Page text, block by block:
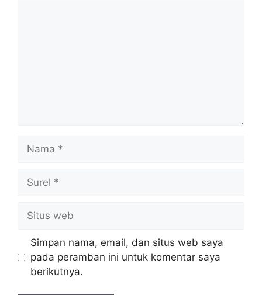
web
Simpan nama, email, dan situs web saya
pada peramban ini untuk komentar saya
berikutnya.